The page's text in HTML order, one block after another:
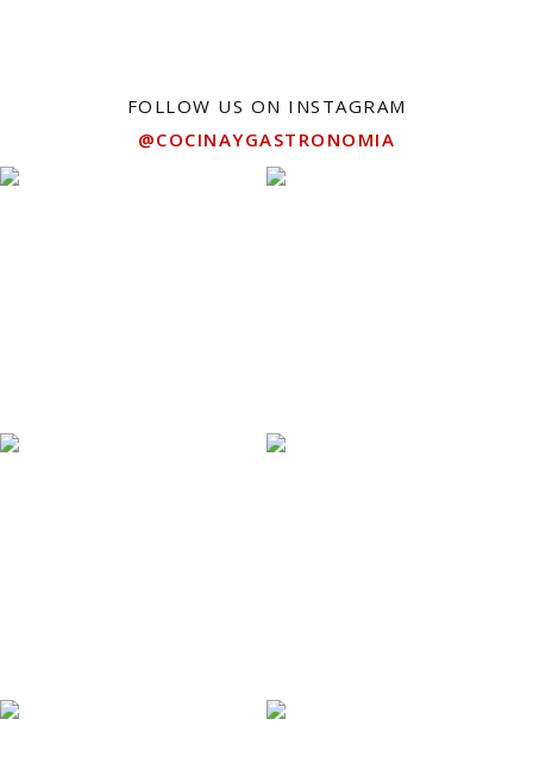
FOLLOW US ON INSTAGRAM
@COCINAYGASTRONOMIA